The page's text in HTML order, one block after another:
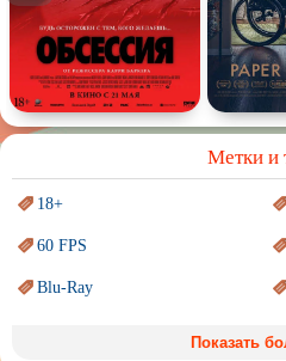
Спектакль Сказка
Метки и
18+
60 FPS
Blu-Ray
Показать